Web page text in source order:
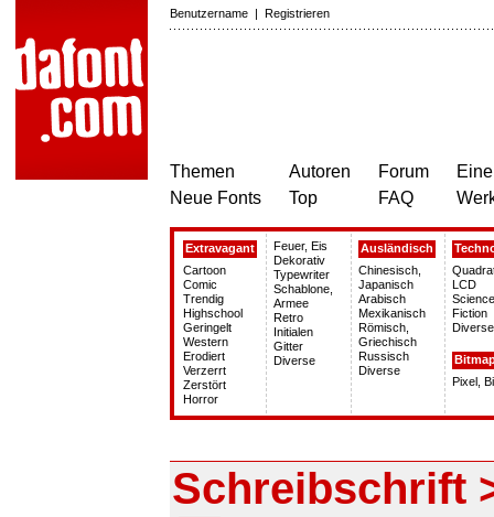
Benutzername | Registrieren
Themen
Neue Fonts
Autoren
Top
Forum
FAQ
Extravagant
Cartoon
Comic
Trendig
Highschool
Geringelt
Western
Erodiert
Verzerrt
Zerstört
Horror
Feuer, Eis
Dekorativ
Typewriter
Schablone,
Armee
Retro
Initialen
Gitter
Diverse
Ausländisch
Chinesisch,
Japanisch
Arabisch
Mexikanisch
Römisch,
Griechisch
Russisch
Diverse
LCD
Fiction
Diverse
Pixel,
Schreibschrift